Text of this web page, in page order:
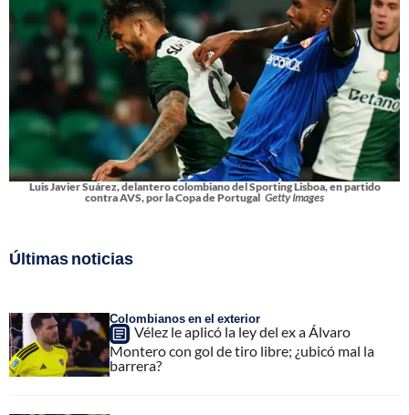
Luis Javier Suárez, delantero colombiano del Sporting Lisboa, en partido
contra AVS, por la Copa de Portugal Getty Images
Últimas noticias
Colombianos en el exterior
Vélez le aplicó la ley del ex a Álvaro
Montero con gol de tiro libre; ¿ubicó mal la
barrera?